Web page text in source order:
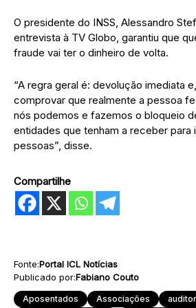
O presidente do INSS, Alessandro
entrevista à TV Globo, garantiu que
fraude vai ter o dinheiro de volta.
“A regra geral é: devolução imediata
comprovar que realmente a pessoa
nós podemos e fazemos o bloqueio
entidades que tenham a receber para
pessoas”, disse.
Compartilhe
Fonte:Portal ICL Notícias
Publicado por:Fabiano Couto
Aposentados Associações